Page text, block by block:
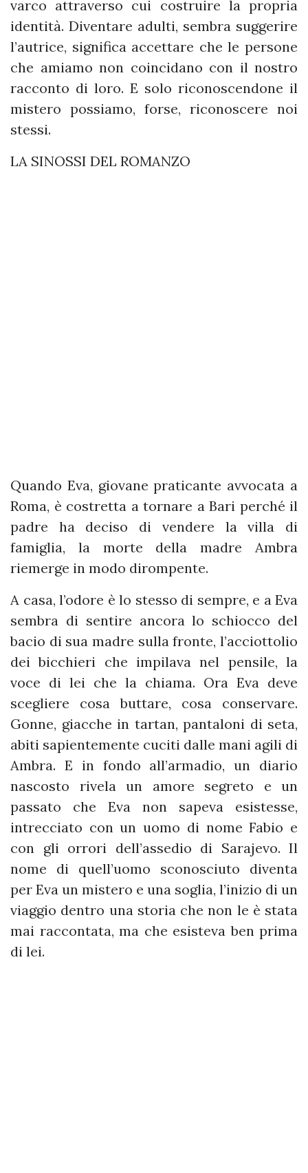
varco attraverso cui costruire la propria
identità. Diventare adulti, sembra suggerire
l’autrice, significa accettare che le persone
che amiamo non coincidano con il nostro
racconto di loro. E solo riconoscendone il
mistero possiamo, forse, riconoscere noi
stessi.
LA SINOSSI DEL ROMANZO
Quando Eva, giovane praticante avvocata a
Roma, è costretta a tornare a Bari perché il
padre ha deciso di vendere la villa di
famiglia, la morte della madre Ambra
riemerge in modo dirompente.
A casa, l’odore è lo stesso di sempre, e a Eva
sembra di sentire ancora lo schiocco del
bacio di sua madre sulla fronte, l’acciottolio
dei bicchieri che impilava nel pensile, la
voce di lei che la chiama. Ora Eva deve
scegliere cosa buttare, cosa conservare.
Gonne, giacche in tartan, pantaloni di seta,
abiti sapientemente cuciti dalle mani agili di
Ambra. E in fondo all’armadio, un diario
nascosto rivela un amore segreto e un
passato che Eva non sapeva esistesse,
intrecciato con un uomo di nome Fabio e
con gli orrori dell’assedio di Sarajevo. Il
nome di quell’uomo sconosciuto diventa
per Eva un mistero e una soglia, l’inizio di un
viaggio dentro una storia che non le è stata
mai raccontata, ma che esisteva ben prima
di lei.